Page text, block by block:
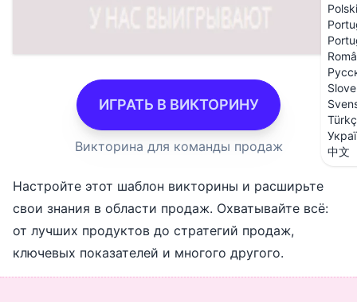
Polski
中文
ИГРАТЬ В ВИКТОРИНУ
Викторина для команды продаж
Настройте этот шаблон викторины и расширьте
свои знания в области продаж. Охватывайте всё:
от лучших продуктов до стратегий продаж,
ключевых показателей и многого другого.